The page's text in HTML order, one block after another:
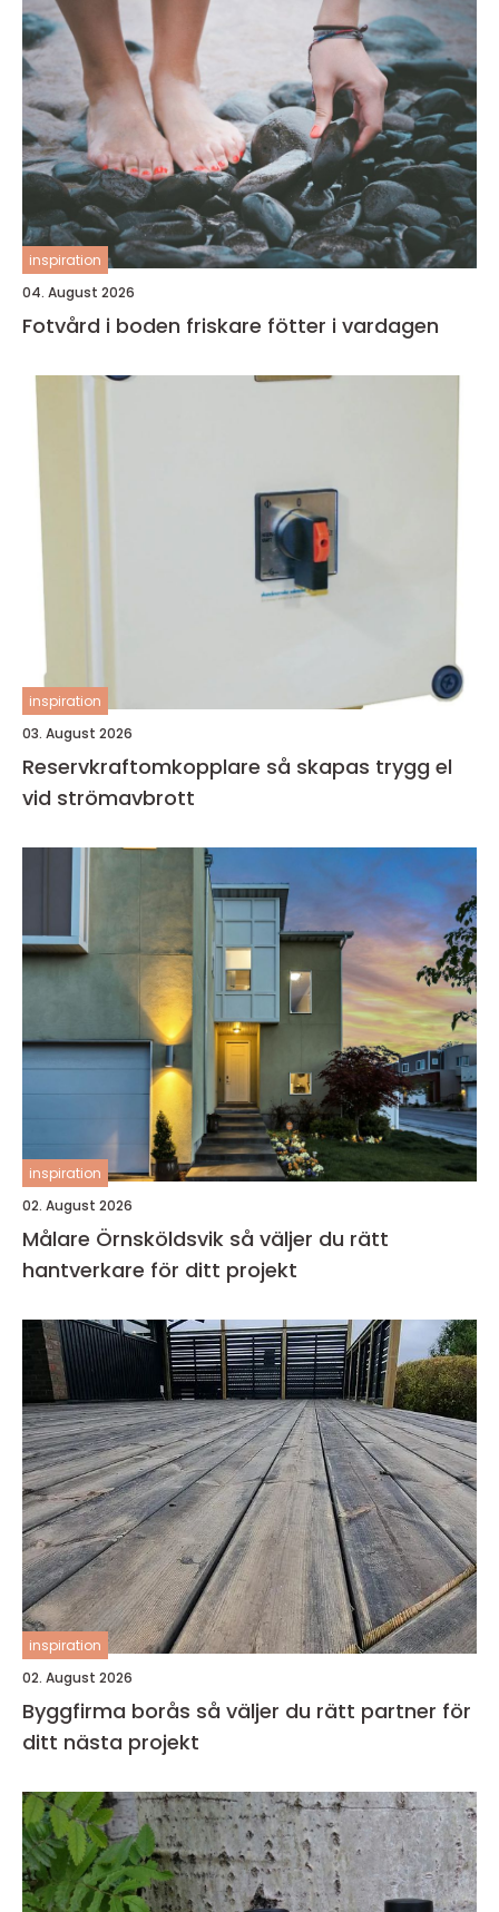
inspiration
04. August 2026
Fotvård i boden friskare fötter i vardagen
inspiration
03. August 2026
Reservkraftomkopplare så skapas trygg el
vid strömavbrott
inspiration
02. August 2026
Målare Örnsköldsvik så väljer du rätt
hantverkare för ditt projekt
inspiration
02. August 2026
Byggfirma borås så väljer du rätt partner för
ditt nästa projekt